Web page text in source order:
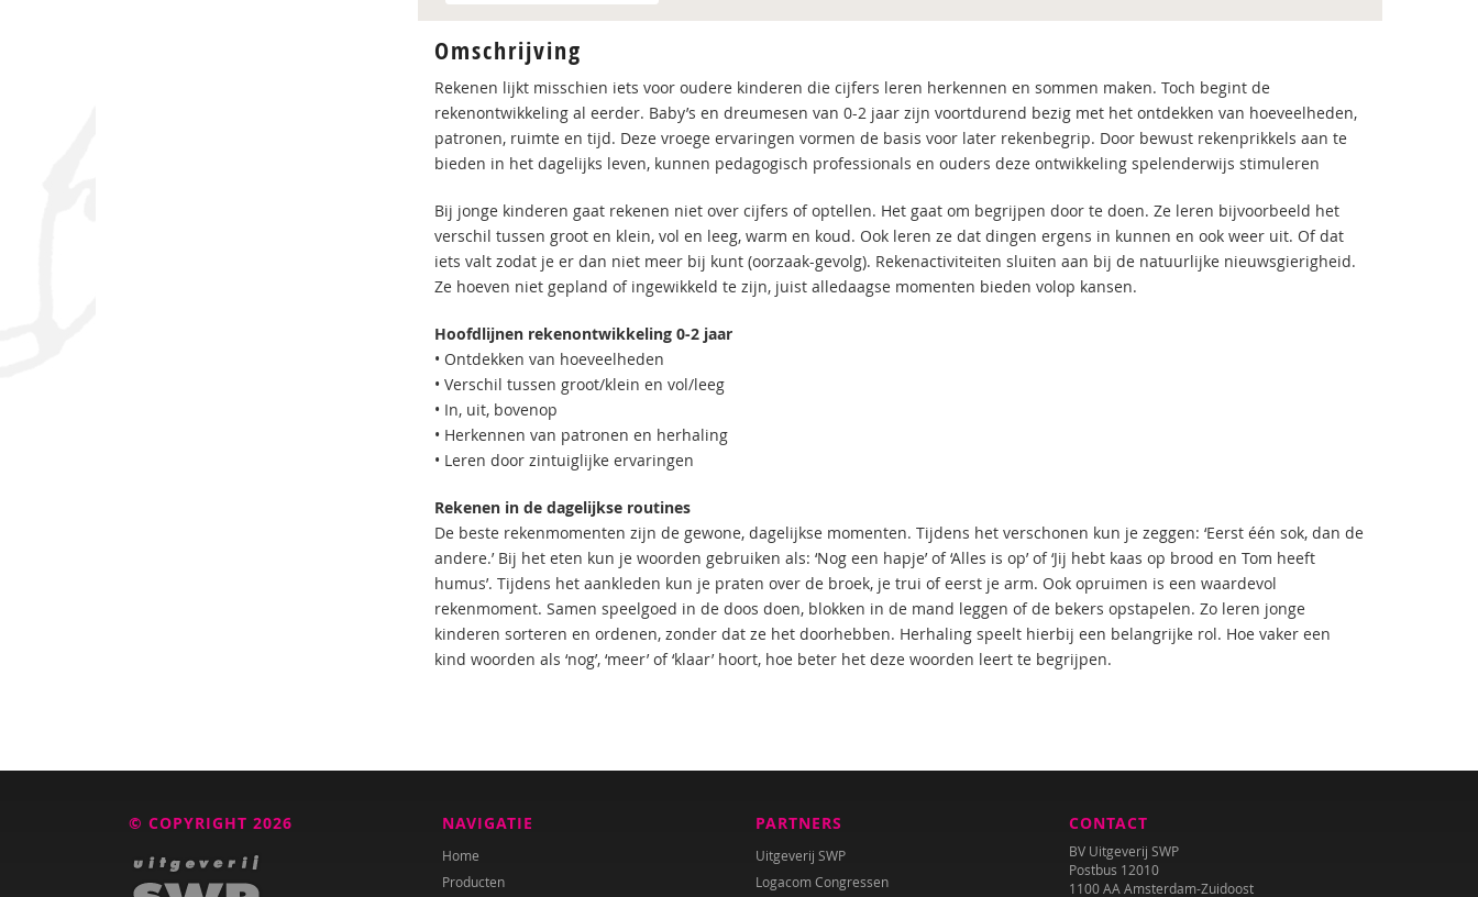
Omschrijving
Rekenen lijkt misschien iets voor oudere kinderen die cijfers leren herkennen en sommen maken. Toch begint de
rekenontwikkeling al eerder. Baby’s en dreumesen van 0-2 jaar zijn voortdurend bezig met het ontdekken van hoeveelheden,
patronen, ruimte en tijd. Deze vroege ervaringen vormen de basis voor later rekenbegrip. Door bewust rekenprikkels aan te
bieden in het dagelijks leven, kunnen pedagogisch professionals en ouders deze ontwikkeling spelenderwijs stimuleren
Bij jonge kinderen gaat rekenen niet over cijfers of optellen. Het gaat om begrijpen door te doen. Ze leren bijvoorbeeld het
verschil tussen groot en klein, vol en leeg, warm en koud. Ook leren ze dat dingen ergens in kunnen en ook weer uit. Of dat
iets valt zodat je er dan niet meer bij kunt (oorzaak-gevolg). Rekenactiviteiten sluiten aan bij de natuurlijke nieuwsgierigheid.
Ze hoeven niet gepland of ingewikkeld te zijn, juist alledaagse momenten bieden volop kansen.
Hoofdlijnen rekenontwikkeling 0-2 jaar
• Ontdekken van hoeveelheden
• Verschil tussen groot/klein en vol/leeg
• In, uit, bovenop
• Herkennen van patronen en herhaling
• Leren door zintuiglijke ervaringen
Rekenen in de dagelijkse routines
De beste rekenmomenten zijn de gewone, dagelijkse momenten. Tijdens het verschonen kun je zeggen: ‘Eerst één sok, dan de
andere.’ Bij het eten kun je woorden gebruiken als: ‘Nog een hapje’ of ‘Alles is op’ of ‘Jij hebt kaas op brood en Tom heeft
humus’. Tijdens het aankleden kun je praten over de broek, je trui of eerst je arm. Ook opruimen is een waardevol
rekenmoment. Samen speelgoed in de doos doen, blokken in de mand leggen of de bekers opstapelen. Zo leren jonge
kinderen sorteren en ordenen, zonder dat ze het doorhebben. Herhaling speelt hierbij een belangrijke rol. Hoe vaker een
kind woorden als ‘nog’, ‘meer’ of ‘klaar’ hoort, hoe beter het deze woorden leert te begrijpen.
© COPYRIGHT 2026 NAVIGATIE
Home
Producten
PARTNERS
Uitgeverij SWP
Logacom Congressen
CONTACT
BV Uitgeverij SWP
Postbus 12010
1100 AA Amsterdam-Zuidoost